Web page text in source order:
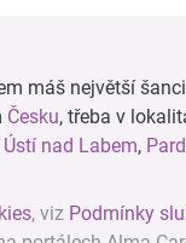
máš největší
Česku, třeba v
Ústí nad Labem,
, viz Podmínky